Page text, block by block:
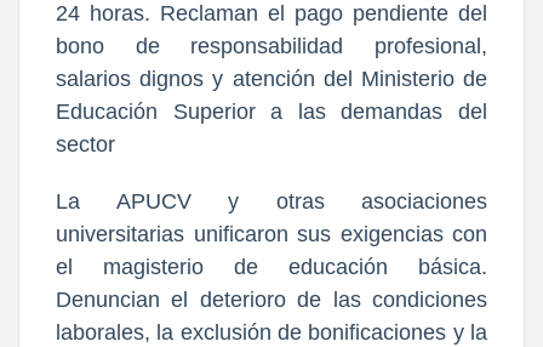
24 horas. Reclaman el pago pendiente del
bono de responsabilidad profesional,
salarios dignos y atención del Ministerio de
Educación Superior a las demandas del
sector
La APUCV y otras asociaciones
universitarias unificaron sus exigencias con
el magisterio de educación básica.
Denuncian el deterioro de las condiciones
laborales, la exclusión de bonificaciones y la